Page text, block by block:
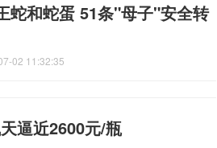
蛇和蛇蛋 51条"母子"安全转
02 11:32:35
逼近2600元/瓶